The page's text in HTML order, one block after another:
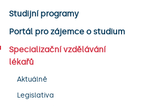
Studijní programy
Portál pro zájemce o studium
Specializační vzdělávání
lékařů
Aktuálně
Legislativa